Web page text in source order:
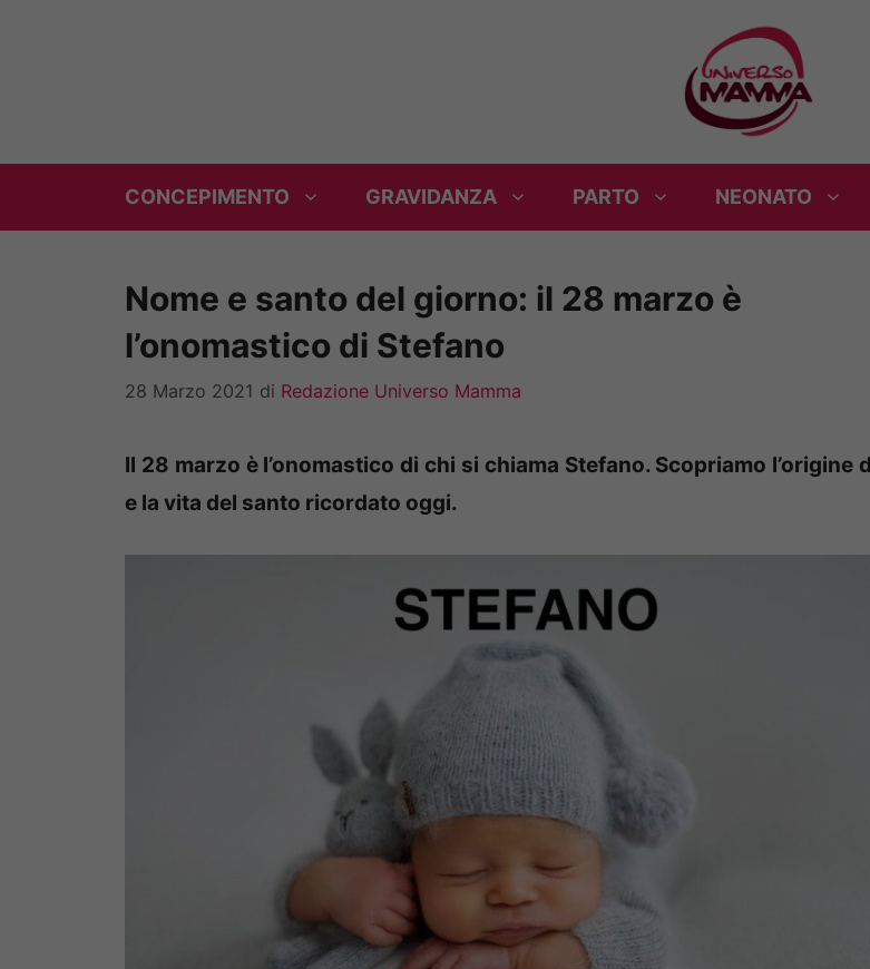
CONCEPIMENTO GRAVIDANZA PARTO NEONATO
Nome e santo del giorno: il 28 marzo è
l’onomastico di Stefano
28 Marzo 2021 di Redazione Universo Mamma
Il 28 marzo è l’onomastico di chi si chiama Stefano. Scopriamo l’origine
e la vita del santo ricordato oggi.